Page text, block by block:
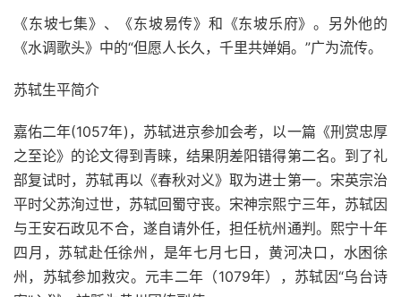
《东坡七集》、《东坡易传》和《东坡乐府》。另外他的
《水调歌头》中的“但愿人长久，千里共婵娟。”广为流传。
苏轼生平简介
嘉佑二年(1057年)，苏轼进京参加会考，以一篇《刑赏忠厚
之至论》的论文得到青睐，结果阴差阳错得第二名。到了礼
部复试时，苏轼再以《春秋对义》取为进士第一。宋英宗治
平时父苏洵过世，苏轼回蜀守丧。宋神宗熙宁三年，苏轼因
与王安石政见不合，遂自请外任，担任杭州通判。熙宁十年
四月，苏轼赴任徐州，是年七月七日，黄河决口，水困徐
州，苏轼参加救灾。元丰二年（1079年），苏轼因“乌台诗